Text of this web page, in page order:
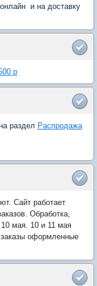
и на доставку
р
раздел Распродажа
Сайт работает
Обработка,
мая. 10 и 11 мая
оформленные